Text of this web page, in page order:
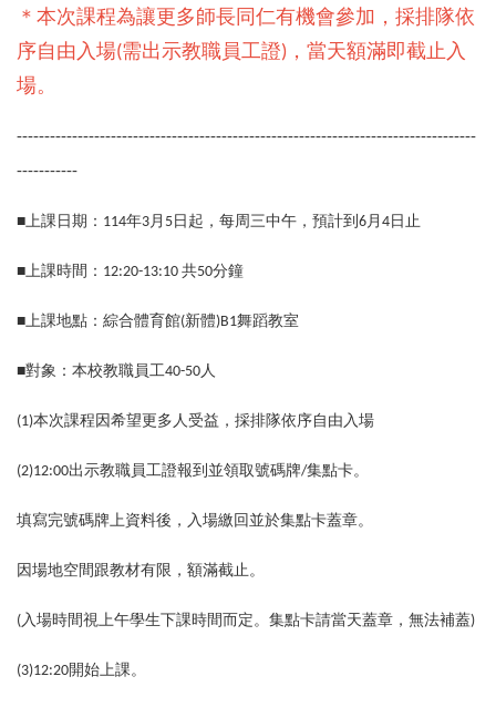
＊本次課程為讓更多師長同仁有機會參加，採排隊依
序自由入場(需出示教職員工證)，當天額滿即截止入
場。
-----------------------------------------------------------------------------------
-----------
■上課日期：114年3月5日起，每周三中午，預計到6月4日止
■上課時間：12:20-13:10 共50分鐘
■上課地點：綜合體育館(新體)B1舞蹈教室
■對象：本校教職員工40-50人
(1)本次課程因希望更多人受益，採排隊依序自由入場
(2)12:00出示教職員工證報到並領取號碼牌/集點卡。
填寫完號碼牌上資料後，入場繳回並於集點卡蓋章。
因場地空間跟教材有限，額滿截止。
(入場時間視上午學生下課時間而定。集點卡請當天蓋章，無法補蓋)
(3)12:20開始上課。